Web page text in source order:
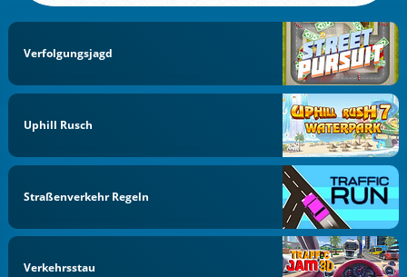
Verfolgungsjagd
Uphill Rusch
Straßenverkehr Regeln
Verkehrsstau